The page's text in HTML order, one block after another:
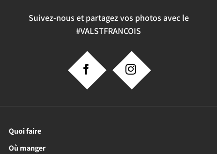
Suivez-nous et partagez vos photos avec le
#VALSTFRANCOIS
Quoi faire
Où manger